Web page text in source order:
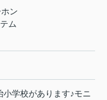
ン
ム
学校があります♪モニ